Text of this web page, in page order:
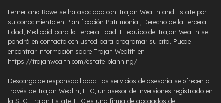
Lerner and Rowe se ha asociado con Trajan Wealth and Estate por
su conocimiento en Planificación Patrimonial, Derecho de la Tercera
Edad, Medicaid para la Tercera Edad. El equipo de Trajan Wealth se
pondrá en contacto con usted para programar su cita. Puede
encontrar información sobre Trajan Wealth en
https://trajanwealth.com/estate-planning/.
Descargo de responsabilidad: Los servicios de asesoría se ofrecen a
través de Trajan Wealth, LLC, un asesor de inversiones registrado en
la SEC. Trajan Estate, LLC es una firma de abogados de